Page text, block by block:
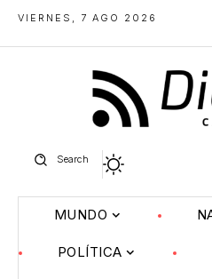
VIERNES, 7 AGO 2026
Search
MUNDO
POLÍTICA